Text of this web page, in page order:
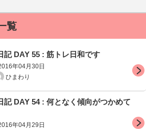
覧
記 DAY 55 : 筋トレ日和です
年04月30日
ひまわり
記 DAY 54 : 何となく傾向がつかめて
年04月29日